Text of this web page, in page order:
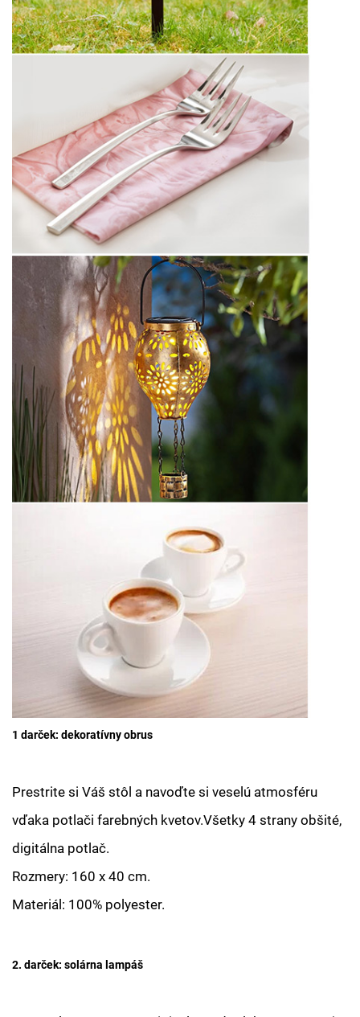
1 darček: dekoratívny obrus
Prestrite si Váš stôl a navoďte si veselú atmosféru
vďaka potlači farebných kvetov.Všetky 4 strany obšité,
digitálna potlač.
Rozmery: 160 x 40 cm.
Materiál: 100% polyester.
2. darček: solárna lampáš